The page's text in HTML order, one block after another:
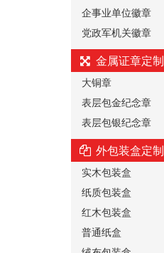
企事业单位徽章
党政军机关徽章
金属证章定制
大铜章
表层包金纪念章
表层包银纪念章
外包装盒定制
实木包装盒
纸质包装盒
红木包装盒
普通纸盒